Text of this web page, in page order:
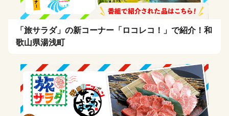
「旅サラダ」の新コーナー「ロコレコ！」で紹介！和
歌山県湯浅町